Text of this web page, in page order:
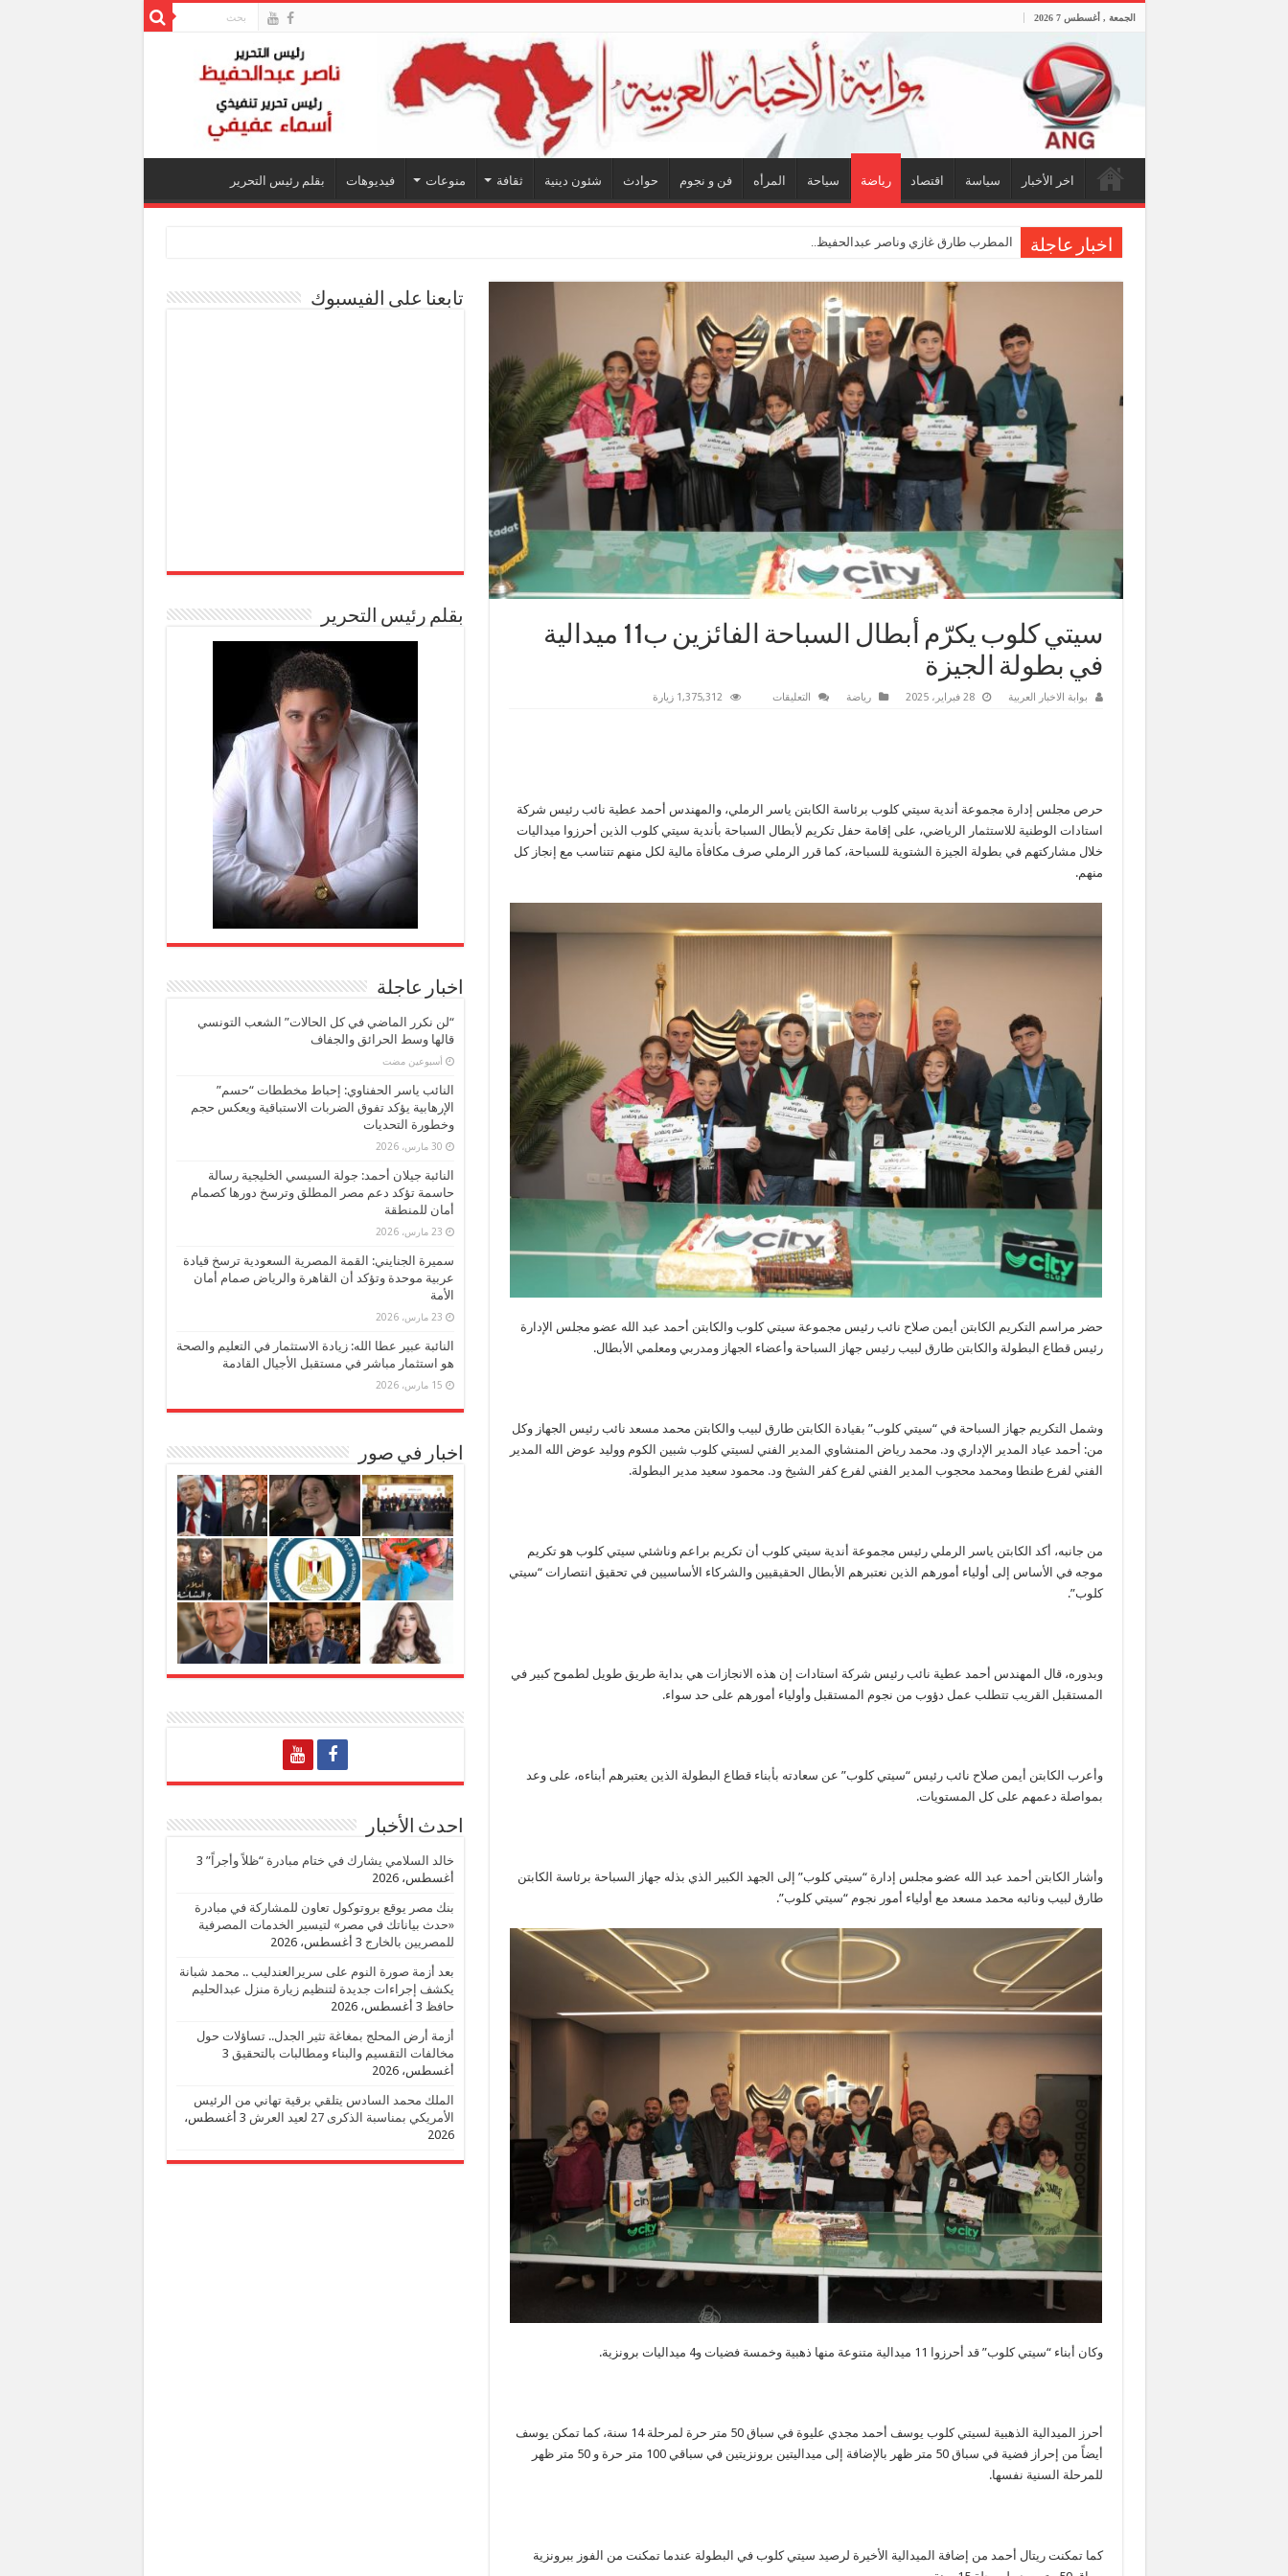
الجمعة , أغسطس 7 2026
اخر الأخبار سياسة اقتصاد رياضة سياحة المرأه فن و نجوم حوادث شئون دينية ثقافة منوعات فيديوهات بقلم رئيس التحرير
اخبار عاجلة المطرب طارق غازي وناصر عبدالحفيظ.. شراكة فنية ترسم ملامح مستقبل
سيتي كلوب يكرّم أبطال السباحة الفائزين ب11 ميدالية
في بطولة الجيزة
بوابة الاخبار العربية 28 فبراير، 2025 رياضة التعليقات
في
بطولة
الجيزة
1,375,312 زيارة
حرص مجلس إدارة مجموعة أندية سيتي كلوب برئاسة الكابتن ياسر الرملي، والمهندس أحمد عطية نائب رئيس شركة
استادات الوطنية للاستثمار الرياضي، على إقامة حفل تكريم لأبطال السباحة بأندية سيتي كلوب الذين أحرزوا ميداليات
خلال مشاركتهم في بطولة الجيزة الشتوية للسباحة، كما قرر الرملي صرف مكافأة مالية لكل منهم تتناسب مع إنجاز كل
منهم.
حضر مراسم التكريم الكابتن أيمن صلاح نائب رئيس مجموعة سيتي كلوب والكابتن أحمد عبد الله عضو مجلس الإدارة
رئيس قطاع البطولة والكابتن طارق لبيب رئيس جهاز السباحة وأعضاء الجهاز ومدربي ومعلمي الأبطال.
وشمل التكريم جهاز السباحة في “سيتي كلوب” بقيادة الكابتن طارق لبيب والكابتن محمد مسعد نائب رئيس الجهاز وكل
من: أحمد عياد المدير الإداري ود. محمد رياض المنشاوي المدير الفني لسيتي كلوب شبين الكوم ووليد عوض الله المدير
الفني لفرع طنطا ومحمد محجوب المدير الفني لفرع كفر الشيخ ود. محمود سعيد مدير البطولة.
من جانبه، أكد الكابتن ياسر الرملي رئيس مجموعة أندية سيتي كلوب أن تكريم براعم وناشئي سيتي كلوب هو تكريم
موجه في الأساس إلى أولياء أمورهم الذين نعتبرهم الأبطال الحقيقيين والشركاء الأساسيين في تحقيق انتصارات “سيتي
كلوب”.
وبدوره، قال المهندس أحمد عطية نائب رئيس شركة استادات إن هذه الانجازات هي بداية طريق طويل لطموح كبير في
المستقبل القريب تتطلب عمل دؤوب من نجوم المستقبل وأولياء أمورهم على حد سواء.
وأعرب الكابتن أيمن صلاح نائب رئيس “سيتي كلوب” عن سعادته بأبناء قطاع البطولة الذين يعتبرهم أبناءه، على وعد
بمواصلة دعمهم على كل المستويات.
وأشار الكابتن أحمد عبد الله عضو مجلس إدارة “سيتي كلوب” إلى الجهد الكبير الذي بذله جهاز السباحة برئاسة الكابتن
طارق لبيب ونائبه محمد مسعد مع أولياء أمور نجوم “سيتي كلوب”.
وكان أبناء “سيتي كلوب” قد أحرزوا 11 ميدالية متنوعة منها ذهبية وخمسة فضيات و4 ميداليات برونزية.
أحرز الميدالية الذهبية لسيتي كلوب يوسف أحمد مجدي عليوة في سباق 50 متر حرة لمرحلة 14 سنة، كما تمكن يوسف
أيضاً من إحراز فضية في سباق 50 متر ظهر بالإضافة إلى ميداليتين برونزيتين في سباقي 100 متر حرة و 50 متر ظهر
للمرحلة السنية نفسها.
كما تمكنت ريتال أحمد من إضافة الميدالية الأخيرة لرصيد سيتي كلوب في البطولة عندما تمكنت من الفوز ببرونزية
تابعنا على الفيسبوك
بقلم رئيس التحرير
اخبار عاجلة
“لن نكرر الماضي في كل الحالات” الشعب التونسي
قالها وسط الحرائق والجفاف
‏أسبوعين مضت
النائب ياسر الحفناوي: إحباط مخططات “حسم”
الإرهابية يؤكد تفوق الضربات الاستباقية ويعكس حجم
وخطورة التحديات
30 مارس، 2026
النائبة جيلان أحمد: جولة السيسي الخليجية رسالة
حاسمة تؤكد دعم مصر المطلق وترسخ دورها كصمام
أمان للمنطقة
23 مارس، 2026
سميرة الجنايني: القمة المصرية السعودية ترسخ قيادة
عربية موحدة وتؤكد أن القاهرة والرياض صمام أمان
الأمة
23 مارس، 2026
النائبة عبير عطا الله: زيادة الاستثمار في التعليم والصحة
هو استثمار مباشر في مستقبل الأجيال القادمة
15 مارس، 2026
اخبار في صور
احدث الأخبار
خالد السلامي يشارك في ختام مبادرة “ظلاً وأجراً” 3
أغسطس، 2026
بنك مصر يوقع بروتوكول تعاون للمشاركة في مبادرة
«حدث بياناتك في مصر» لتيسير الخدمات المصرفية
للمصريين بالخارج 3 أغسطس، 2026
بعد أزمة صورة النوم على سريرالعندليب .. محمد شبانة
يكشف إجراءات جديدة لتنظيم زيارة منزل عبدالحليم
حافظ 3 أغسطس، 2026
أزمة أرض المحلج بمغاغة تثير الجدل.. تساؤلات حول
مخالفات التقسيم والبناء ومطالبات بالتحقيق 3
أغسطس، 2026
الملك محمد السادس يتلقي برقية تهاني من الرئيس
الأمريكي بمناسبة الذكرى 27 لعيد العرش
3 أغسطس،
2026